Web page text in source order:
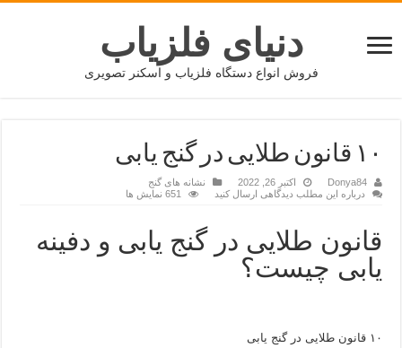
دنیای فلزیاب
فروش انواع دستگاه فلزیاب و اسکنر تصویری
۱۰ قانون طلایی در گنج یابی
Donya84 اکتبر 26, 2022
نشانه های گنج
درباره این مطلب دیدگاهی ارسال کنید
651 نمایش ها
قانون طلایی در گنج یابی و دفینه
یابی چیست؟
۱۰ قانون طلایی در گنج یابی